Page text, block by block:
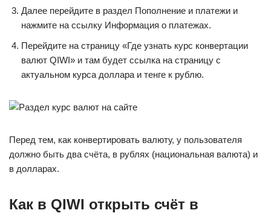
Далее перейдите в раздел Пополнение и платежи и
нажмите на ссылку Информация о платежах.
Перейдите на страницу «Где узнать курс конвертации
валют QIWI» и там будет ссылка на страницу с
актуальном курса доллара и тенге к рублю.
Перед тем, как конвертировать валюту, у пользователя
должно быть два счёта, в рублях (национальная валюта) и
в долларах.
Как в QIWI открыть счёт в